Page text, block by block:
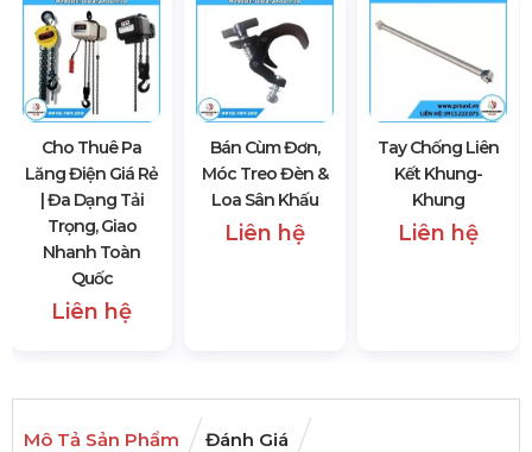
Cho Thuê Pa
Lăng Điện Giá Rẻ
| Đa Dạng Tải
Trọng, Giao
Nhanh Toàn
Quốc
Liên hệ
Bán Cùm Đơn,
Móc Treo Đèn &
Loa Sân Khấu
Liên hệ
Tay Chống Liên
Kết Khung-
Khung
Liên hệ
Mô Tả Sản Phẩm Đánh Giá